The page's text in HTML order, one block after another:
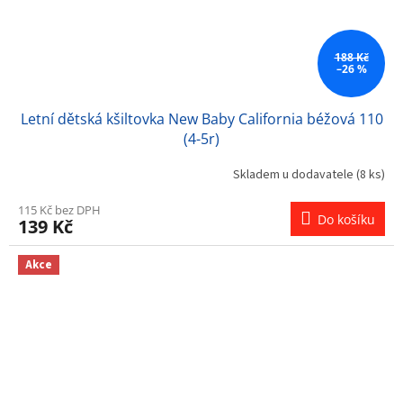
188 Kč
–26 %
Letní dětská kšiltovka New Baby California béžová 110
(4-5r)
Skladem u dodavatele (8 ks)
115 Kč bez DPH
139 Kč Do košíku
Akce